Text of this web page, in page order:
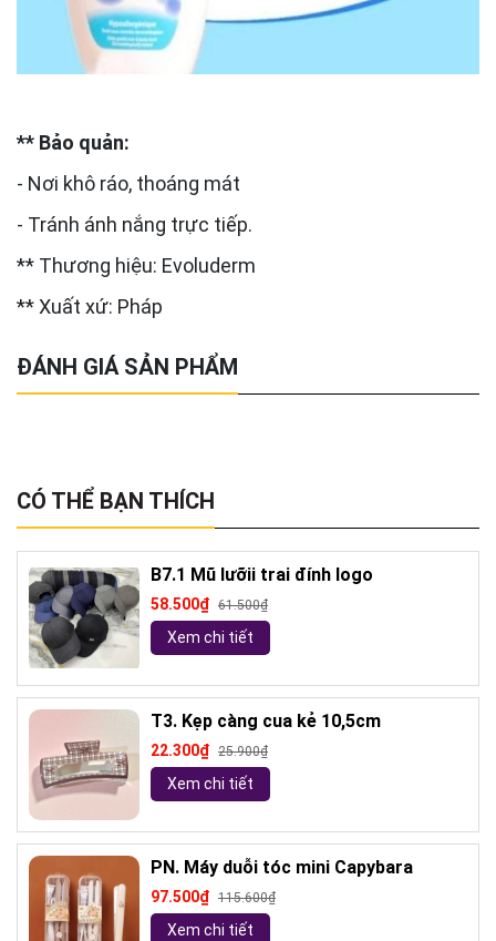
** Bảo quản:
- Nơi khô ráo, thoáng mát
- Tránh ánh nắng trực tiếp.
** Thương hiệu: Evoluderm
** Xuất xứ: Pháp
ĐÁNH GIÁ SẢN PHẨM
CÓ THỂ BẠN THÍCH
B7.1 Mũ lưỡii trai đính logo
58.500₫ 61.500₫
Xem chi tiết
T3. Kẹp càng cua kẻ 10,5cm
22.300₫ 25.900₫
Xem chi tiết
PN. Máy duỗi tóc mini Capybara
97.500₫ 115.600₫
Xem chi tiết